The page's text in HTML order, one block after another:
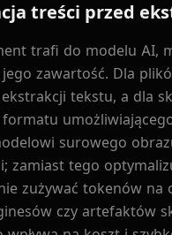
treści przed
trafi do modelu AI,
zawartość. Dla
ekstrakcji tekstu, a dla
surowego
zamiast tego
zużywać tokenów na
czy artefaktów